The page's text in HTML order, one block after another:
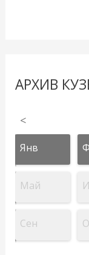
АРХИВ
<
Янв
Май
Сен